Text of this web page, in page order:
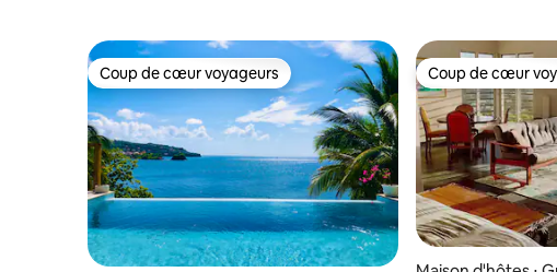
Coup de cœur voyageurs
Coup de cœur voyageurs Coup de cœur
Coup de cœur